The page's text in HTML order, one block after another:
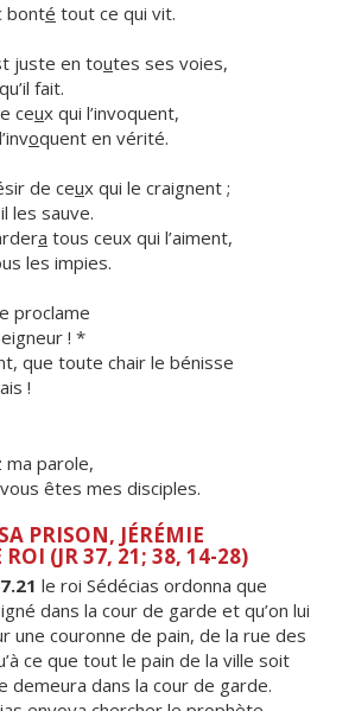
bonté tout ce qui vit.
juste en toutes ses voies,
fait.
ceux qui l’invoquent,
oquent en vérité.
de ceux qui le craignent ;
les sauve.
a tous ceux qui l’aiment,
les impies.
proclame
! *
que toute chair le bénisse
!
ma parole,
êtes mes disciples.
PRISON, JÉRÉMIE
ROI (JR 37, 21; 38, 14-28)
le roi Sédécias ordonna que
dans la cour de garde et qu’on lui
une couronne de pain, de la rue des
ce que tout le pain de la ville soit
demeura dans la cour de garde.